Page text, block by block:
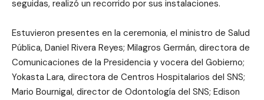
seguidas, realizó un recorrido por sus instalaciones.
Estuvieron presentes en la ceremonia, el ministro de Salud
Pública, Daniel Rivera Reyes; Milagros Germán, directora de
Comunicaciones de la Presidencia y vocera del Gobierno;
Yokasta Lara, directora de Centros Hospitalarios del SNS;
Mario Bournigal, director de Odontología del SNS; Edison